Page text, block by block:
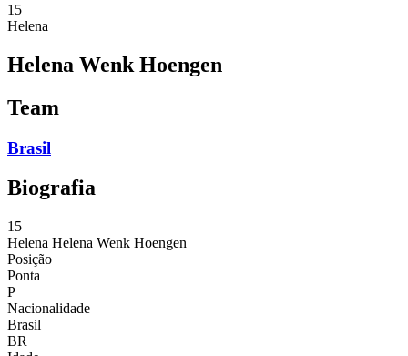
15
Helena
Helena Wenk Hoengen
Team
Brasil
Biografia
15
Helena Helena Wenk Hoengen
Posição
Ponta
P
Nacionalidade
Brasil
BR